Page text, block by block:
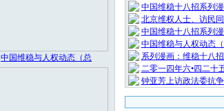
中国维稳与人权动态（总
中国维稳十八招系列
北京维权人士、访民
中国维稳十八招系列
中国维稳与人权动态
系列漫画：维稳十八
二零一四年六•四二十
钟亚芳上访政法委抗